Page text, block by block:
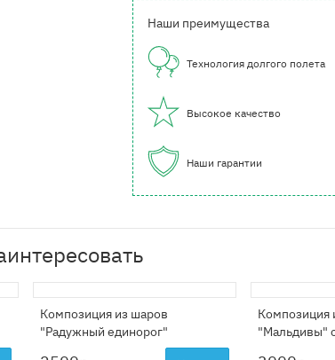
Наши преимущества
Технология долгого полета
Высокое качество
Наши гарантии
Композиция из шаров
"Радужный единорог"
Композиция
"Мальдивы"